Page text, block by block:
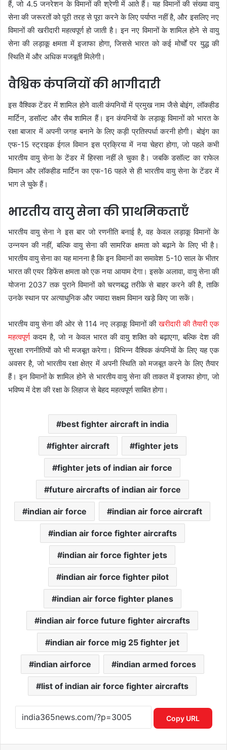
हैं, जो 4.5 जनरेशन के विमानों की श्रेणी में आते हैं। यह विमानों की संख्या वायु
सेना की जरूरतों को पूरी तरह से पूरा करने के लिए पर्याप्त नहीं है, और इसलिए नए
विमानों की खरीदारी महत्वपूर्ण हो जाती है। इन नए विमानों के शामिल होने से वायु
सेना की लड़ाकू क्षमता में इजाफा होगा, जिससे भारत को कई मोर्चों पर युद्ध की
स्थिति में और अधिक मजबूती मिलेगी।
वैश्विक कंपनियों की भागीदारी
इस वैश्विक टेंडर में शामिल होने वाली कंपनियों में प्रमुख नाम जैसे बोइंग, लॉकहीड
मार्टिन, डसॉल्ट और सैब शामिल हैं। इन कंपनियों के लड़ाकू विमानों को भारत के
रक्षा बाजार में अपनी जगह बनाने के लिए कड़ी प्रतिस्पर्धा करनी होगी। बोइंग का
एफ-15 स्ट्राइक ईगल विमान इस प्रक्रिया में नया चेहरा होगा, जो पहले कभी
भारतीय वायु सेना के टेंडर में हिस्सा नहीं ले चुका है। जबकि डसॉल्ट का राफेल
विमान और लॉकहीड मार्टिन का एफ-16 पहले से ही भारतीय वायु सेना के टेंडर में
भाग ले चुके हैं।
भारतीय वायु सेना की प्राथमिकताएँ
भारतीय वायु सेना ने इस बार जो रणनीति बनाई है, वह केवल लड़ाकू विमानों के
उन्नयन की नहीं, बल्कि वायु सेना की सामरिक क्षमता को बढ़ाने के लिए भी है।
भारतीय वायु सेना का यह मानना है कि इन विमानों का समावेश 5-10 साल के भीतर
भारत की एयर डिफेंस क्षमता को एक नया आयाम देगा। इसके अलावा, वायु सेना की
योजना 2037 तक पुराने विमानों को चरणबद्ध तरीके से बाहर करने की है, ताकि
उनके स्थान पर अत्याधुनिक और ज्यादा सक्षम विमान खड़े किए जा सकें।
भारतीय वायु सेना की ओर से 114 नए लड़ाकू विमानों कीखरीदारी की तैयारी एक
महत्वपूर्णकदम है, जो न केवल भारत की वायु शक्ति को बढ़ाएगा, बल्कि देश की
सुरक्षा रणनीतियों को भी मजबूत करेगा। विभिन्न वैश्विक कंपनियों के लिए यह एक
अवसर है, जो भारतीय रक्षा क्षेत्र में अपनी स्थिति को मजबूत करने के लिए तैयार
हैं। इन विमानों के शामिल होने से भारतीय वायु सेना की ताकत में इजाफा होगा, जो
भविष्य में देश की रक्षा के लिहाज से बेहद महत्वपूर्ण साबित होगा।
best fighter aircraft in india
fighter aircraft fighter jets
fighter jets of indian air force
future aircrafts of indian air force
indian air force indian air force aircraft
indian air force fighter aircrafts
indian air force fighter jets
indian air force fighter pilot
indian air force fighter planes
indian air force future fighter aircrafts
indian air force mig 25 fighter jet
indian airforce indian armed forces
list of indian air force fighter aircrafts
Copy URL